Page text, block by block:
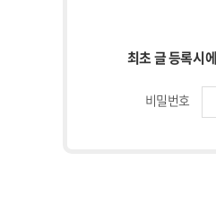
최초 글 등록시
비밀번호